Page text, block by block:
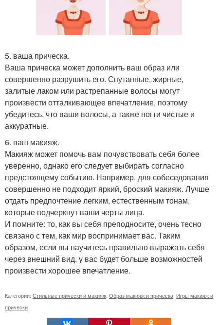
5. ваша прическа.
Ваша прическа может дополнить ваш образ или
совершенно разрушить его. Спутанные, жирные,
залитые лаком или растрепанные волосы могут
произвести отталкивающее впечатление, поэтому
убедитесь, что ваши волосы, а также ногти чистые и
аккуратные.
6. ваш макияж.
Макияж может помочь вам почувствовать себя более
уверенно, однако его следует выбирать согласно
предстоящему событию. Например, для собеседования
совершенно не подходит яркий, броский макияж. Лучше
отдать предпочтение легким, естественным тонам,
которые подчеркнут ваши черты лица.
И помните: то, как вы себя преподносите, очень тесно
связано с тем, как мир воспринимает вас. Таким
образом, если вы научитесь правильно выражать себя
через внешний вид, у вас будет больше возможностей
произвести хорошее впечатление.
Категории: Стильные прически и макияж Образ макияж и прическа Игры макияж и
прически